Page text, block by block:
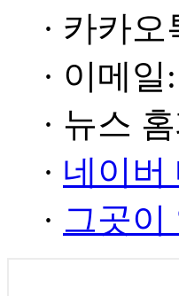
· 카카
· 이메일:
· 뉴스
· 네이
· 그곳